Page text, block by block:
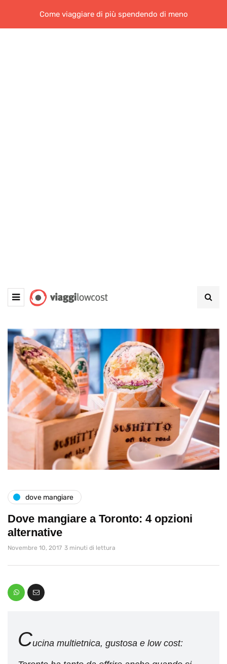
Come viaggiare di più spendendo di meno
dove mangiare
Dove mangiare a Toronto: 4 opzioni
alternative
Novembre 10, 2017 3 minuti di lettura
Cucina multietnica, gustosa e low cost: